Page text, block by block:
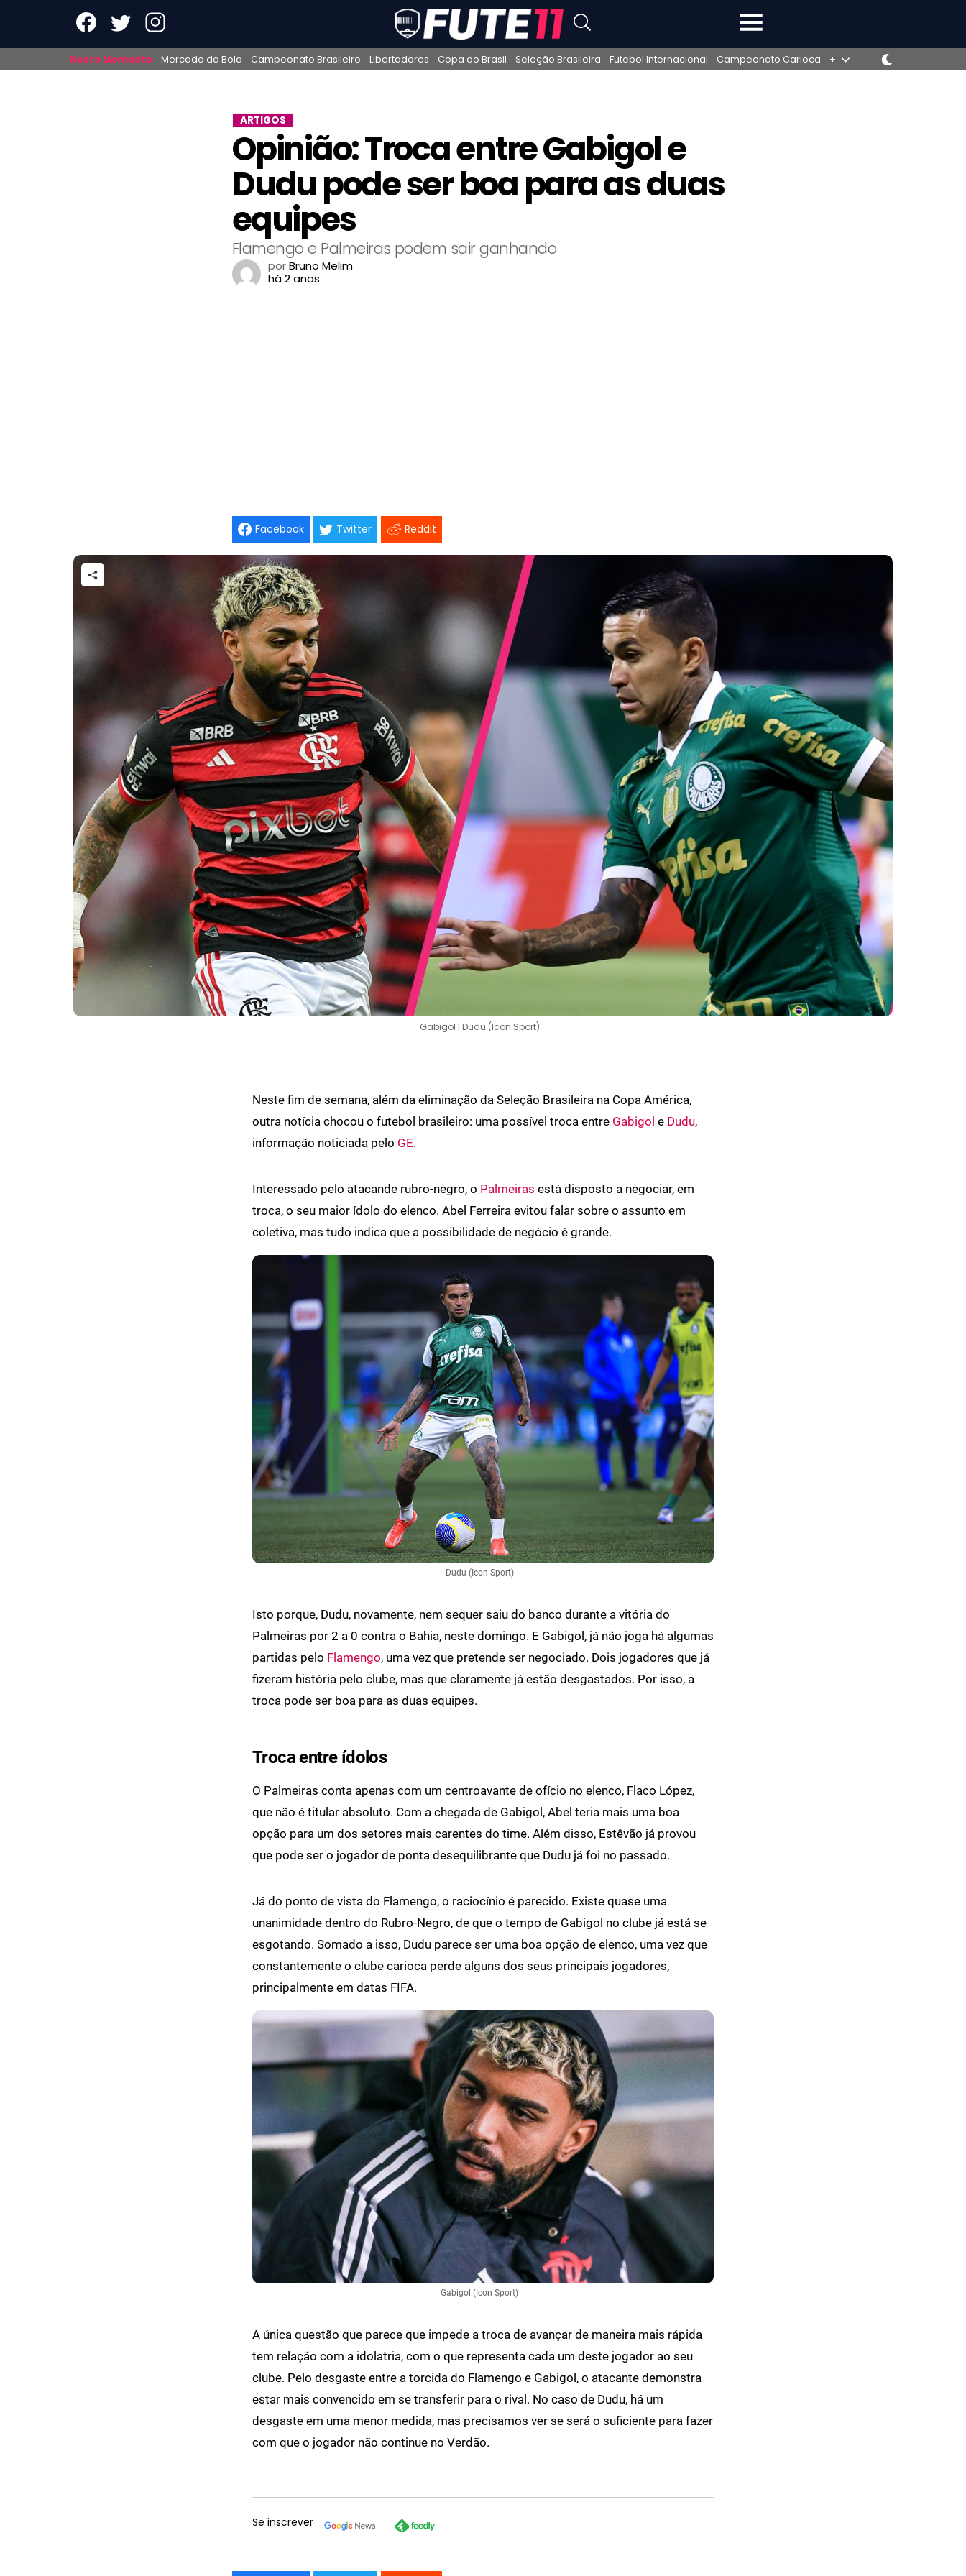
Neste Momento Mercado da Bola Campeonato Brasileiro Libertadores Copa do Brasil Seleção Brasileira Futebol Internacional Campeonato Carioca +
ARTIGOS
Opinião: Troca entre Gabigol e
Dudu pode ser boa para as duas
equipes
Flamengo e Palmeiras podem sair ganhando
porBruno Melim
há 2 anos
Facebook Twitter Reddit
Gabigol | Dudu (Icon Sport)
Neste fim de semana, além da eliminação da Seleção Brasileira na Copa América,
outra notícia chocou o futebol brasileiro: uma possível troca entre Gabigol e Dudu,
informação noticiada pelo GE.
Interessado pelo atacande rubro-negro, o Palmeiras está disposto a negociar, em
troca, o seu maior ídolo do elenco. Abel Ferreira evitou falar sobre o assunto em
coletiva, mas tudo indica que a possibilidade de negócio é grande.
Dudu (Icon Sport)
Isto porque, Dudu, novamente, nem sequer saiu do banco durante a vitória do
Palmeiras por 2 a 0 contra o Bahia, neste domingo. E Gabigol, já não joga há algumas
partidas pelo Flamengo, uma vez que pretende ser negociado. Dois jogadores que já
fizeram história pelo clube, mas que claramente já estão desgastados. Por isso, a
troca pode ser boa para as duas equipes.
Troca entre ídolos
O Palmeiras conta apenas com um centroavante de ofício no elenco, Flaco López,
que não é titular absoluto. Com a chegada de Gabigol, Abel teria mais uma boa
opção para um dos setores mais carentes do time. Além disso, Estêvão já provou
que pode ser o jogador de ponta desequilibrante que Dudu já foi no passado.
Já do ponto de vista do Flamengo, o raciocínio é parecido. Existe quase uma
unanimidade dentro do Rubro-Negro, de que o tempo de Gabigol no clube já está se
esgotando. Somado a isso, Dudu parece ser uma boa opção de elenco, uma vez que
constantemente o clube carioca perde alguns dos seus principais jogadores,
principalmente em datas FIFA.
Gabigol (Icon Sport)
A única questão que parece que impede a troca de avançar de maneira mais rápida
tem relação com a idolatria, com o que representa cada um deste jogador ao seu
clube. Pelo desgaste entre a torcida do Flamengo e Gabigol, o atacante demonstra
estar mais convencido em se transferir para o rival. No caso de Dudu, há um
desgaste em uma menor medida, mas precisamos ver se será o suficiente para fazer
com que o jogador não continue no Verdão.
Se inscrever